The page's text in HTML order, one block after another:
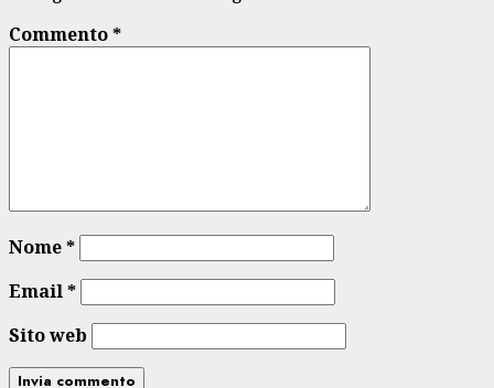
Commento*
Nome*
Email*
Sito web